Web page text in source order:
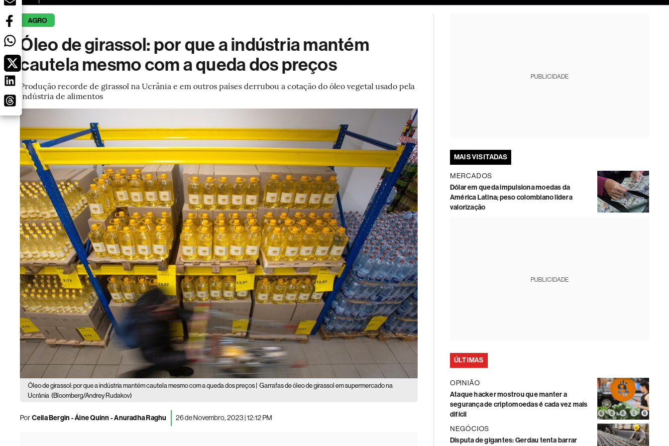
AGRO
Óleo de girassol: por que a indústria mantém
cautela mesmo com a queda dos preços
Produção recorde de girassol na Ucrânia e em outros países derrubou a cotação do óleo vegetal usado pela
indústria de alimentos
Óleo de girassol: por que a indústria mantém cautela mesmo com a queda dos preços |
Garrafas de óleo de girassol em supermercado na
Ucrânia (Bloomberg/Andrey Rudakov)
PorCelia Bergin - Áine Quinn - Anuradha Raghu 26 de Novembro, 2023 | 12:12 PM
PUBLICIDADE
MAIS VISITADAS
MERCADOS
Dólar em queda impulsiona moedas da
América Latina; peso colombiano lidera
valorização
PUBLICIDADE
ÚLTIMAS
OPINIÃO
Ataque hacker mostrou que manter a
segurança de criptomoedas é cada vez mais
difícil
NEGÓCIOS
Disputa de gigantes: Gerdau tenta barrar